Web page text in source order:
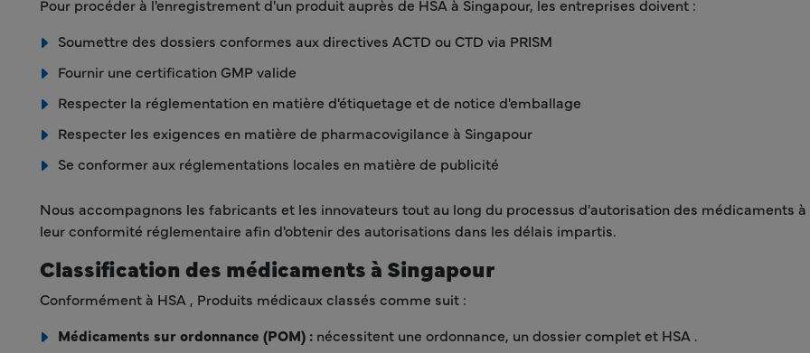
Pour procéder à l'enregistrement d'un produit auprès de HSA à Singapour, les entreprises doivent :
Soumettre des dossiers conformes aux directives ACTD ou CTD via PRISM
Fournir une certification GMP valide
Respecter la réglementation en matière d'étiquetage et de notice d'emballage
Respecter les exigences en matière de pharmacovigilance à Singapour
Se conformer aux réglementations locales en matière de publicité
Nous accompagnons les fabricants et les innovateurs tout au long du processus d'autorisation des médicaments
leur conformité réglementaire afin d'obtenir des autorisations dans les délais impartis.
Classification des médicaments à Singapour
Conformément à HSA , Produits médicaux classés comme suit :
Médicaments sur ordonnance (POM) : nécessitent une ordonnance, un dossier complet et HSA .